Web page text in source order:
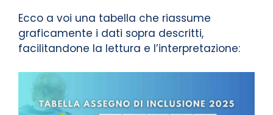
Ecco a voi una tabella che riassume
graficamente i dati sopra descritti,
facilitandone la lettura e l’interpretazione: